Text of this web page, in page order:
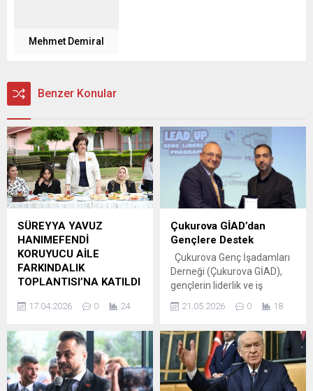
Mehmet Demiral
Benzer Konular
SÜREYYA YAVUZ
HANIMEFENDİ
KORUYUCU AİLE
FARKINDALIK
TOPLANTISI’NA KATILDI
Süreyya Yavuz
Emine Erdoğan
Hanımefendi’nin
himayelerinde yürütülen
“Gönül Elçileri Projesi”
17.04.2026 0 24
Çukurova GİAD’dan
Gençlere Destek
Çukurova Genç İşadamları
Derneği (Çukurova GİAD),
gençlerin liderlik ve iş
katkı sunmak amacıyla
Lead-Up Genç Liderler
Programı kapsamında, 13
öğrenciye, alanında
deneyimli iş insanları
21.05.2026 0 18